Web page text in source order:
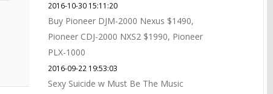
2016-10-30 15:11:20
Buy Pioneer DJM-2000 Nexus $1490,
Pioneer CDJ-2000 NXS2 $1990, Pioneer
PLX-1000
2016-09-22 19:53:03
Sexy Suicide w Must Be The Music